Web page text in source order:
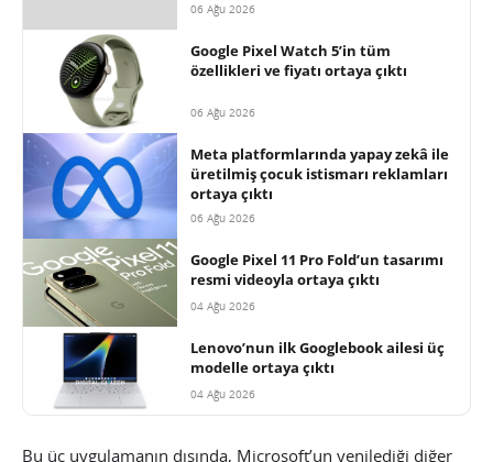
06 Ağu 2026
Google Pixel Watch 5’in tüm
özellikleri ve fiyatı ortaya çıktı
06 Ağu 2026
Meta platformlarında yapay zekâ ile
üretilmiş çocuk istismarı reklamları
ortaya çıktı
06 Ağu 2026
Google Pixel 11 Pro Fold’un tasarımı
resmi videoyla ortaya çıktı
04 Ağu 2026
Lenovo’nun ilk Googlebook ailesi üç
modelle ortaya çıktı
04 Ağu 2026
Bu üç uygulamanın dışında, Microsoft’un yenilediği diğer